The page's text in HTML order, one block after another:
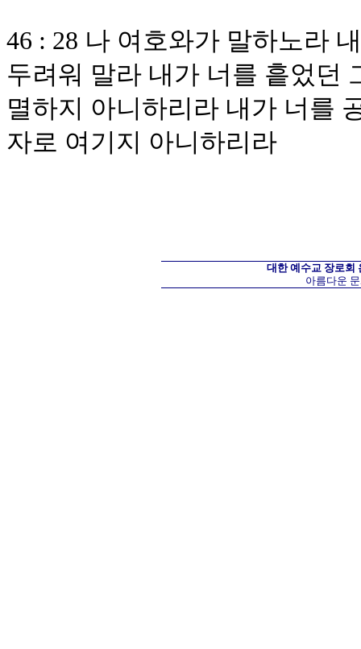
46 : 28 나 여호와가 말하노라
두려워 말라 내가 너를 흩었던
멸하지 아니하리라 내가 너를
자로 여기지 아니하리라
대한 예수교 장로회
아름다운